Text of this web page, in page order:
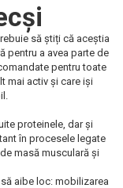
să știți că aceștia
pentru a avea parte de
pentru toate
mai activ și care iși
proteinele, dar și
în procesele legate
masă musculară și
aibe loc: mobilizarea